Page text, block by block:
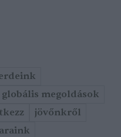
globális megoldások
jövőnkről